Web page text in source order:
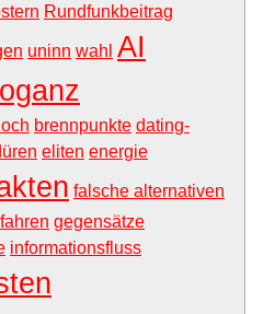
Rundfunkbeitrag
uninn wahl AI
brennpunkte dating-
eliten energie
falsche alternativen
gegensätze
informationsfluss